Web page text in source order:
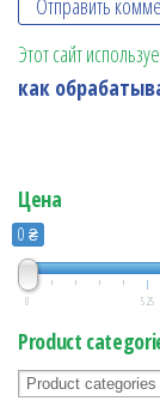
Этот сайт
как
Цена
0 ₴
0 525
Product